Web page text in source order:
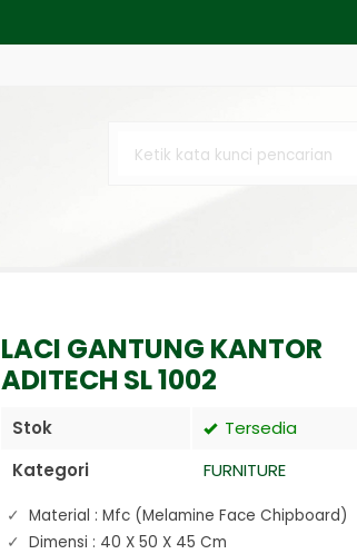
LACI GANTUNG KANTOR
ADITECH SL 1002
Stok
Tersedia
Kategori
FURNITURE
Material : Mfc (Melamine Face Chipboard)
Dimensi : 40 X 50 X 45 Cm